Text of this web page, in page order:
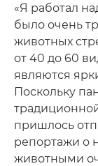
«Я работал
было очень
животных
от 40 до 60
являются
Поскольку
пришлось
репортажи о
животными